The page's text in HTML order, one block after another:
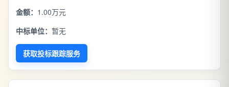
金额： 1.00万元
中标单位： 暂无
获取投标跟踪服务